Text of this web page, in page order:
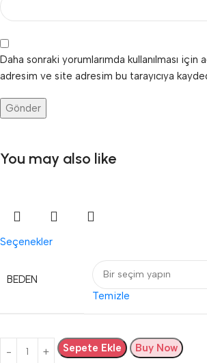
Daha sonraki yorumlarımda kullanılması için
adresim ve site adresim bu tarayıcıya
You may also like
Seçenekler
BEDEN
Temizle
Sepete Ekle Buy Now